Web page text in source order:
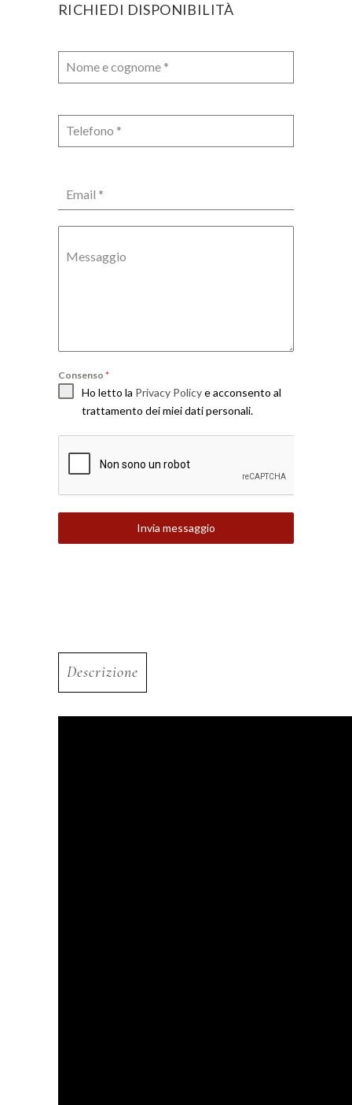
RICHIEDI DISPONIBILITÀ
Nome e cognome *
Telefono *
Email *
Messaggio
Consenso *
Ho letto la Privacy Policye acconsento al
trattamento dei miei dati personali.
Invia messaggio
Descrizione